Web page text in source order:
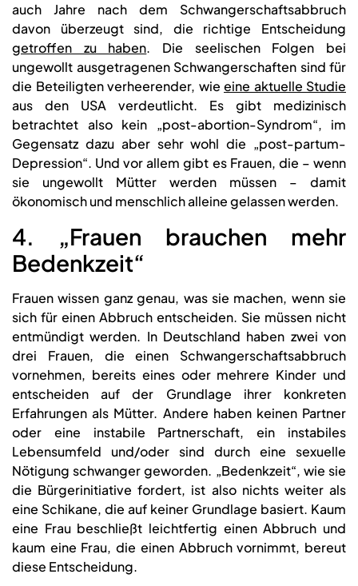
auch Jahre nach dem Schwangerschaftsabbruch
davon überzeugt sind, die richtige Entscheidung
getroffen zu haben. Die seelischen Folgen bei
ungewollt ausgetragenen Schwangerschaften sind für
die Beteiligten verheerender, wie eine aktuelle Studie
aus den USA verdeutlicht. Es gibt medizinisch
betrachtet also kein „post-abortion-Syndrom“, im
Gegensatz dazu aber sehr wohl die „post-partum-
Depression“. Und vor allem gibt es Frauen, die – wenn
sie ungewollt Mütter werden müssen – damit
ökonomisch und menschlich alleine gelassen werden.
4. „Frauen brauchen mehr
Bedenkzeit“
Frauen wissen ganz genau, was sie machen, wenn sie
sich für einen Abbruch entscheiden. Sie müssen nicht
entmündigt werden. In Deutschland haben zwei von
drei Frauen, die einen Schwangerschaftsabbruch
vornehmen, bereits eines oder mehrere Kinder und
entscheiden auf der Grundlage ihrer konkreten
Erfahrungen als Mütter. Andere haben keinen Partner
oder eine instabile Partnerschaft, ein instabiles
Lebensumfeld und/oder sind durch eine sexuelle
Nötigung schwanger geworden. „Bedenkzeit“, wie sie
die Bürgerinitiative fordert, ist also nichts weiter als
eine Schikane, die auf keiner Grundlage basiert. Kaum
eine Frau beschließt leichtfertig einen Abbruch und
kaum eine Frau, die einen Abbruch vornimmt, bereut
diese Entscheidung.